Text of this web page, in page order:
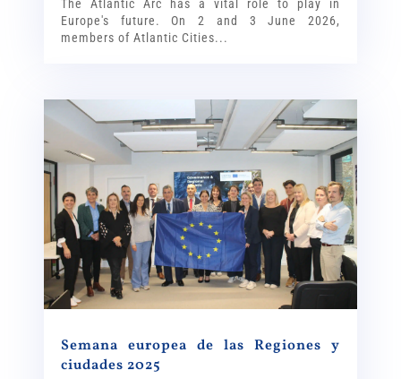
The Atlantic Arc has a vital role to play in
Europe's future. On 2 and 3 June 2026,
members of Atlantic Cities...
Semana europea de las Regiones y
ciudades 2025